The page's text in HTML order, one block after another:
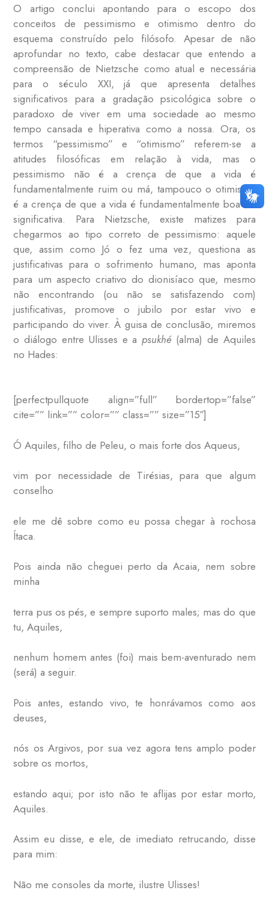
O artigo conclui apontando para o escopo dos
conceitos de pessimismo e otimismo dentro do
esquema construído pelo filósofo. Apesar de não
aprofundar no texto, cabe destacar que entendo a
compreensão de Nietzsche como atual e necessária
para o século XXI, já que apresenta detalhes
significativos para a gradação psicológica sobre o
paradoxo de viver em uma sociedade ao mesmo
tempo cansada e hiperativa como a nossa. Ora, os
termos “pessimismo” e “otimismo” referem-se a
atitudes filosóficas em relação à vida, mas o
pessimismo não é a crença de que a vida é
fundamentalmente ruim ou má, tampouco o otimismo
é a crença de que a vida é fundamentalmente boa ou
significativa. Para Nietzsche, existe matizes para
chegarmos ao tipo correto de pessimismo: aquele
que, assim como Jó o fez uma vez, questiona as
justificativas para o sofrimento humano, mas aponta
para um aspecto criativo do dionisíaco que, mesmo
não encontrando (ou não se satisfazendo com)
justificativas, promove o jubilo por estar vivo e
participando do viver. À guisa de conclusão, miremos
o diálogo entre Ulisses e a psukhé(alma) de Aquiles
no Hades:
[perfectpullquote align=”full” bordertop=”false”
cite=”” link=”” color=”” class=”” size=”15″]
Ó Aquiles, filho de Peleu, o mais forte dos Aqueus,
vim por necessidade de Tirésias, para que algum
conselho
ele me dê sobre como eu possa chegar à rochosa
Ítaca.
Pois ainda não cheguei perto da Acaia, nem sobre
minha
terra pus os pés, e sempre suporto males; mas do que
tu, Aquiles,
nenhum homem antes (foi) mais bem-aventurado nem
(será) a seguir.
Pois antes, estando vivo, te honrávamos como aos
deuses,
nós os Argivos, por sua vez agora tens amplo poder
sobre os mortos,
estando aqui; por isto não te aflijas por estar morto,
Aquiles.
Assim eu disse, e ele, de imediato retrucando, disse
para mim:
Não me consoles da morte, ilustre Ulisses!